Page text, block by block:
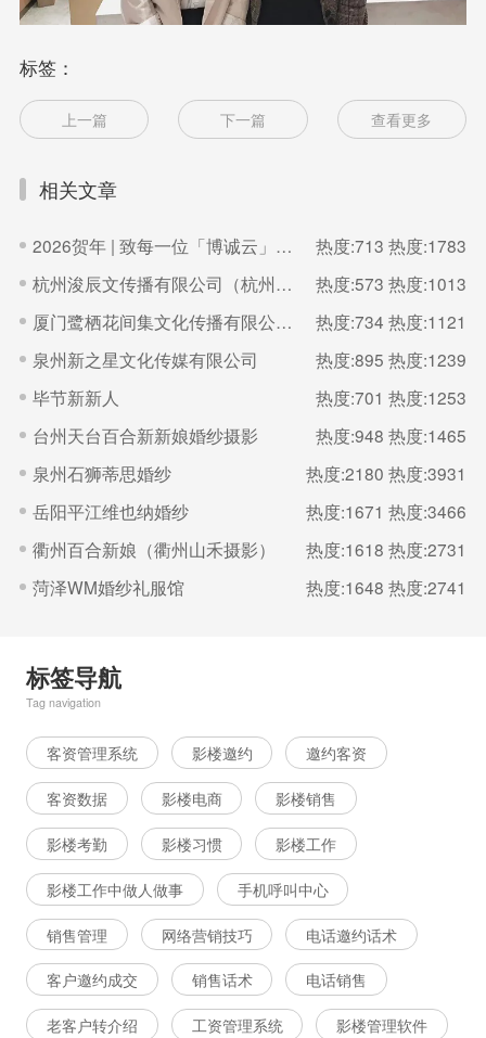
标签：
上一篇 下一篇 查看更多
相关文章
2026贺年 | 致每一位「博诚云」的家人 热度:713 热度:1783
杭州浚辰文传播有限公司（杭州无界影像空间）
热度:573 热度:1013
厦门鹭栖花间集文化传播有限公司（福建厦门良辰集摄影）
热度:734 热度:1121
泉州新之星文化传媒有限公司
热度:895 热度:1239
毕节新新人
热度:701 热度:1253
台州天台百合新新娘婚纱摄影
热度:948 热度:1465
泉州石狮蒂思婚纱
热度:2180 热度:3931
岳阳平江维也纳婚纱
热度:1671 热度:3466
衢州百合新娘（衢州山禾摄影）
热度:1618 热度:2731
菏泽WM婚纱礼服馆
热度:1648 热度:2741
标签导航
Tag navigation
客资管理系统 影楼邀约 邀约客资
客资数据 影楼电商 影楼销售
影楼考勤 影楼习惯 影楼工作
影楼工作中做人做事 手机呼叫中心
销售管理 网络营销技巧 电话邀约话术
客户邀约成交 销售话术 电话销售
老客户转介绍 工资管理系统 影楼管理软件